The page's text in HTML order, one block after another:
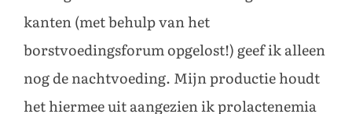
kanten (met behulp van het
borstvoedingsforum opgelost!) geef ik alleen
nog de nachtvoeding. Mijn productie houdt
het hiermee uit aangezien ik prolactenemia